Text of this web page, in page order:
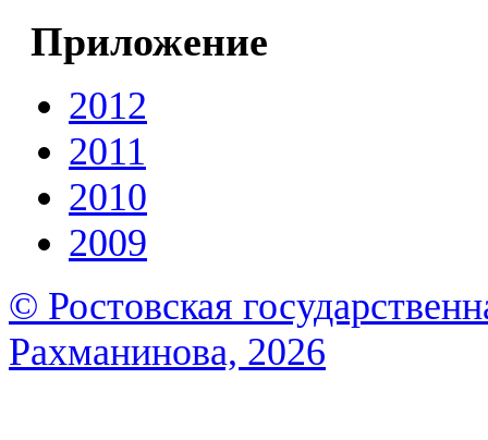
Приложение
2012
2011
2010
2009
© Ростовская
Рахманинова, 2026